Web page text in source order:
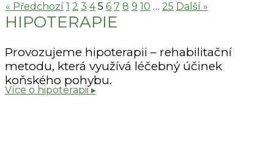
« Předchozí 1 2 3 4 5 6 7 8 9 10 … 25 Další »
HIPOTERAPIE
Provozujeme hipoterapii – rehabilitační
metodu, která využívá léčebný účinek
koňského pohybu.
Více o hipoterapii ▸